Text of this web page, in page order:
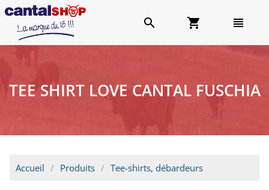
search shopping_cart view_headline
TEE SHIRT LOVE CANTAL FUSCHIA
Accueil Produits Tee-shirts, débardeurs